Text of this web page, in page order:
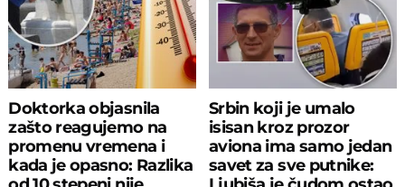
Doktorka objasnila
zašto reagujemo na
promenu vremena i
kada je opasno: Razlika
Srbin koji je umalo
isisan kroz prozor
aviona ima samo jedan
savet za sve putnike: